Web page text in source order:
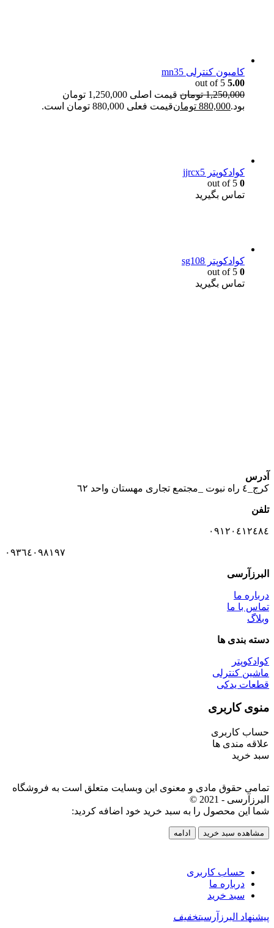
کامیون کنترلی mn35
5.00
1,250,000 تومان
قیمت اصلی 1,250,000 تومان
بود.880,000 تومانقیمت فعلی 880,000 تومان است.
کوادکوپتر jjrcx5
0
تماس بگیرید
کوادکوپتر sg108
0
تماس بگیرید
آدرس
كرج_٤ راه نبوت _مجتمع تجارى مهستان واحد ٦٢
تلفن
٠٩١٢٠٤١٢٤٨٤
٠٩٣٦٤٠٩٨١٩٧
البرزآرسی
درباره ما
تماس با ما
وبلاگ
دسته بندی ها
کوادکوپتر
ماشین کنترلی
قطعات یدکی
منوی کاربری
حساب کاربری
علاقه مندی ها
سبد خرید
تمامی حقوق مادی و معنوی این وبسایت متعلق است به فروشگاه
البرزآرسی - 2021 ©
شما این محصول را به سبد خرید خود اضافه کردید:
مشاهده سبد خرید ادامه
حساب کاربری
درباره ما
سبد خرید
پیشنهاد البرزآرسیتخفیف